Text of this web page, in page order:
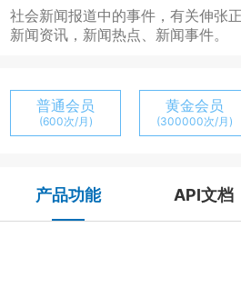
社会新闻报道中的事件，有关伸张
新闻资讯，新闻热点、新闻事件。
普通会员
(600次/月)
黄金会员
(300000次/月)
产品功能 API文档